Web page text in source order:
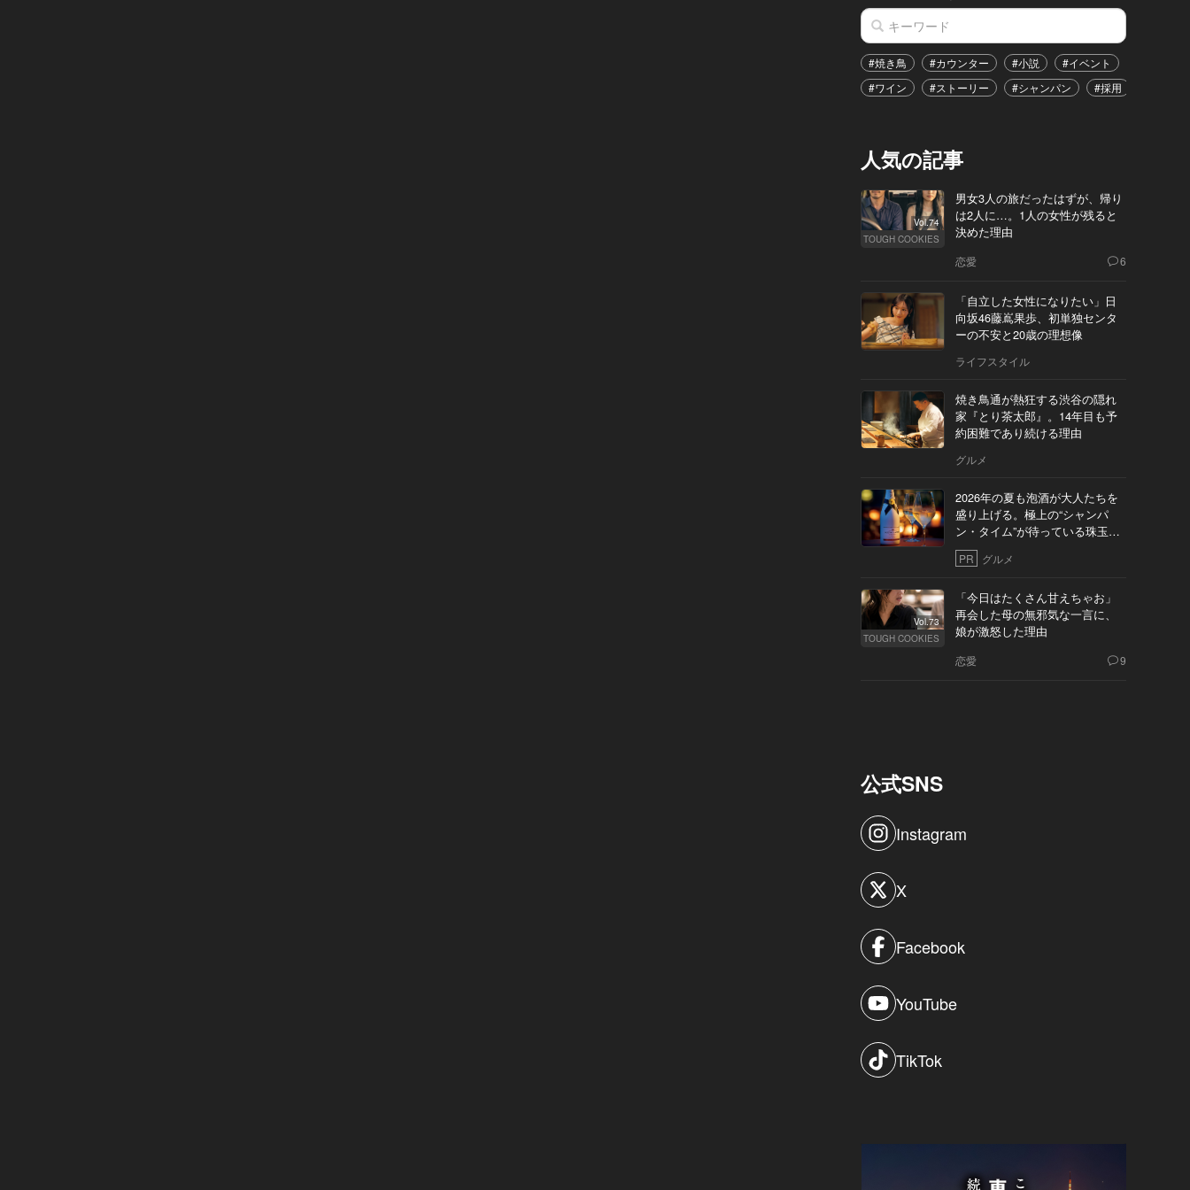
#焼き鳥 #カウンター #小説 #イベント
#ワイン
#ストーリー #シャンパン #採用
人気の記事
Vol.74
TOUGH COOKIES
男女3人の旅だったはずが、帰り
は2人に…。1人の女性が残ると
決めた理由
恋愛 6
「自立した女性になりたい」日
向坂46藤嶌果歩、初単独センタ
ーの不安と20歳の理想像
ライフスタイル
焼き鳥通が熱狂する渋谷の隠れ
家『とり茶太郎』。14年目も予
約困難であり続ける理由
グルメ
2026年の夏も泡酒が大人たちを
盛り上げる。極上の“シャンパ
ン・タイム”が待っている珠玉の
10軒
PR グルメ
Vol.73
TOUGH COOKIES
「今日はたくさん甘えちゃお」
再会した母の無邪気な一言に、
娘が激怒した理由
恋愛 9
公式SNS
Instagram
X
Facebook
YouTube
TikTok